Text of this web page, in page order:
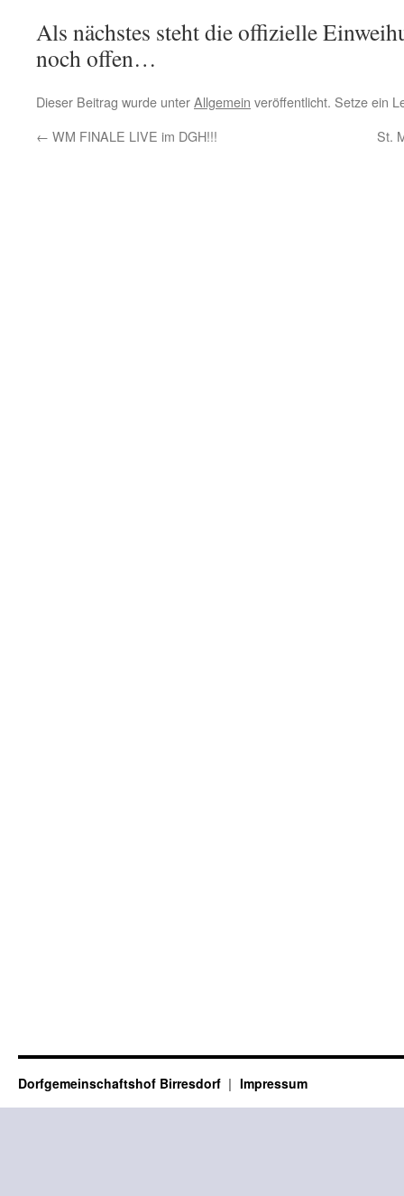
Als nächstes steht die offizielle
noch offen…
Dieser Beitrag wurde unterAllgemein veröffentlicht. Setze ein
← WM FINALE LIVE im DGH!!! St.
Dorfgemeinschaftshof Birresdorf Impressum